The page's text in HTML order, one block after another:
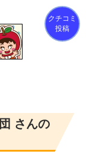
クチコミ
投稿
さんの